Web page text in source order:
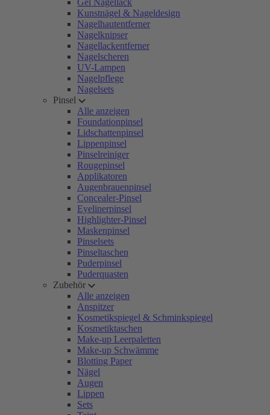
Gel Nagellack
Kunstnägel & Nageldesign
Nagelhautentferner
Nagelknipser
Nagellackentferner
Nagelscheren
UV-Lampen
Nagelpflege
Nagelsets
Pinsel
Alle anzeigen
Foundationpinsel
Lidschattenpinsel
Lippenpinsel
Pinselreiniger
Rougepinsel
Applikatoren
Augenbrauenpinsel
Concealer-Pinsel
Eyelinerpinsel
Highlighter-Pinsel
Maskenpinsel
Pinselsets
Pinseltaschen
Puderpinsel
Puderquasten
Zubehör
Alle anzeigen
Anspitzer
Kosmetikspiegel & Schminkspiegel
Kosmetiktaschen
Make-up Leerpaletten
Make-up Schwämme
Blotting Paper
Nägel
Augen
Lippen
Sets